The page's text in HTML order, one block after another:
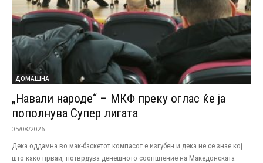
ДОМАШНА
„Навали народе“ – МКФ преку оглас ќе ја
пополнува Супер лигата
05/08/2026
Дека оддамна во мак-баскетот компасот е изгубен и дека не се знае кој
што како прваи, потврдува денешното соопштение на Македонската